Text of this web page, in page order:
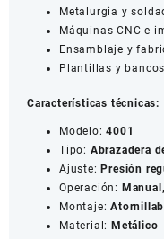
Metalurgia y
Máquinas CNC e
Ensamblaje y
Plantillas y
Características técnicas:
Modelo:4001
Tipo: Abrazadera
Ajuste: Presión
Operación:
Montaje:
Material: Metálico